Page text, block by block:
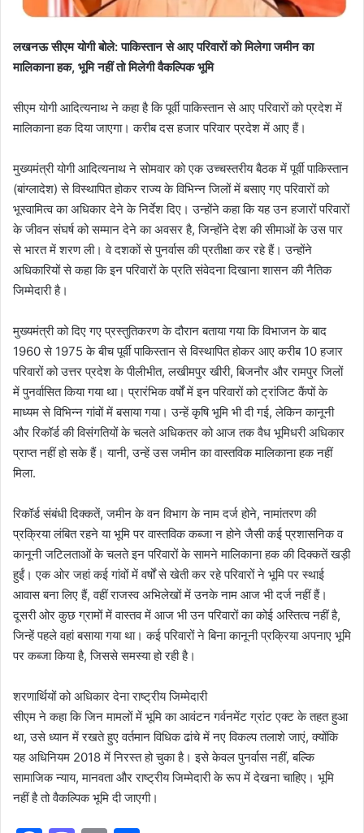
लखनऊ सीएम योगी बोले: पाकिस्तान से आए परिवारों को मिलेगा जमीन का
मालिकाना हक, भूमि नहीं तो मिलेगी वैकल्पिक भूमि
सीएम योगी आदित्यनाथ ने कहा है कि पूर्वी पाकिस्तान से आए परिवारों को प्रदेश में
मालिकाना हक दिया जाएगा। करीब दस हजार परिवार प्रदेश में आए हैं।
मुख्यमंत्री योगी आदित्यनाथ ने सोमवार को एक उच्चस्तरीय बैठक में पूर्वी पाकिस्तान
(बांग्लादेश) से विस्थापित होकर राज्य के विभिन्न जिलों में बसाए गए परिवारों को
भूस्वामित्व का अधिकार देने के निर्देश दिए। उन्होंने कहा कि यह उन हजारों परिवारों
के जीवन संघर्ष को सम्मान देने का अवसर है, जिन्होंने देश की सीमाओं के उस पार
से भारत में शरण ली। वे दशकों से पुनर्वास की प्रतीक्षा कर रहे हैं। उन्होंने
अधिकारियों से कहा कि इन परिवारों के प्रति संवेदना दिखाना शासन की नैतिक
जिम्मेदारी है।
मुख्यमंत्री को दिए गए प्रस्तुतिकरण के दौरान बताया गया कि विभाजन के बाद
1960 से 1975 के बीच पूर्वी पाकिस्तान से विस्थापित होकर आए करीब 10 हजार
परिवारों को उत्तर प्रदेश के पीलीभीत, लखीमपुर खीरी, बिजनौर और रामपुर जिलों
में पुनर्वासित किया गया था। प्रारंभिक वर्षों में इन परिवारों को ट्रांजिट कैंपों के
माध्यम से विभिन्न गांवों में बसाया गया। उन्हें कृषि भूमि भी दी गई, लेकिन कानूनी
और रिकॉर्ड की विसंगतियों के चलते अधिकतर को आज तक वैध भूमिधरी अधिकार
प्राप्त नहीं हो सके हैं। यानी, उन्हें उस जमीन का वास्तविक मालिकाना हक नहीं
मिला.
रिकॉर्ड संबंधी दिक्कतें, जमीन के वन विभाग के नाम दर्ज होने, नामांतरण की
प्रक्रिया लंबित रहने या भूमि पर वास्तविक कब्जा न होने जैसी कई प्रशासनिक व
कानूनी जटिलताओं के चलते इन परिवारों के सामने मालिकाना हक की दिक्कतें खड़ी
हुईं। एक ओर जहां कई गांवों में वर्षों से खेती कर रहे परिवारों ने भूमि पर स्थाई
आवास बना लिए हैं, वहीं राजस्व अभिलेखों में उनके नाम आज भी दर्ज नहीं हैं।
दूसरी ओर कुछ ग्रामों में वास्तव में आज भी उन परिवारों का कोई अस्तित्व नहीं है,
जिन्हें पहले वहां बसाया गया था। कई परिवारों ने बिना कानूनी प्रक्रिया अपनाए भूमि
पर कब्जा किया है, जिससे समस्या हो रही है।
शरणार्थियों को अधिकार देना राष्ट्रीय जिम्मेदारी
सीएम ने कहा कि जिन मामलों में भूमि का आवंटन गर्वनमेंट ग्रांट एक्ट के तहत हुआ
था, उसे ध्यान में रखते हुए वर्तमान विधिक ढांचे में नए विकल्प तलाशे जाएं, क्योंकि
यह अधिनियम 2018 में निरस्त हो चुका है। इसे केवल पुनर्वास नहीं, बल्कि
सामाजिक न्याय, मानवता और राष्ट्रीय जिम्मेदारी के रूप में देखना चाहिए। भूमि
नहीं है तो वैकल्पिक भूमि दी जाएगी।